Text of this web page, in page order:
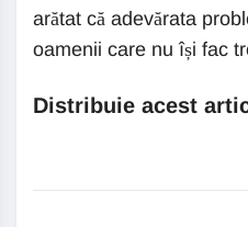
arătat că adevărata
oamenii care nu își fac
Distribuie acest